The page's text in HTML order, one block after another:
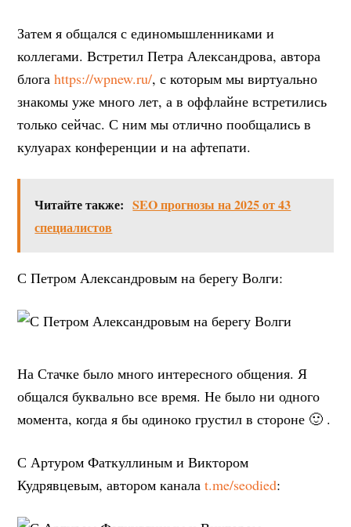
Затем я общался с единомышленниками и
коллегами. Встретил Петра Александрова, автора
блогаhttps://wpnew.ru/, с которым мы виртуально
знакомы уже много лет, а в оффлайне встретились
только сейчас. С ним мы отлично пообщались в
кулуарах конференции и на афтепати.
Читайте также: SEO прогнозы на 2025 от 43
специалистов
С Петром Александровым на берегу Волги:
На Стачке было много интересного общения. Я
общался буквально все время. Не было ни одного
момента, когда я бы одиноко грустил в стороне 🙂 .
С Артуром Фаткуллиным и Виктором
Кудрявцевым, автором каналаt.me/seodied: